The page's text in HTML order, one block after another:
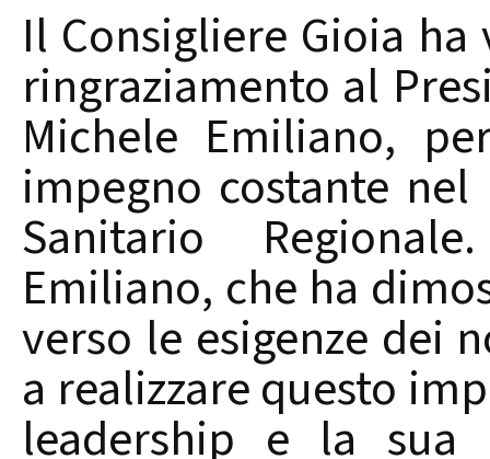
Il Consigliere Gioia
ringraziamento al
Michele Emiliano,
impegno costante
Sanitario
Emiliano, che ha
verso le esigenze dei
a realizzare questo
leadership e la sua